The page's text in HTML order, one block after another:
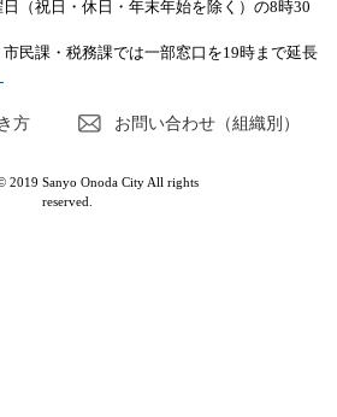
（祝日・休日・年末年始を除く）の8時30
民課・税務課では一部窓口を19時まで延長
方 お問い合わせ（組織別）
2019 Sanyo Onoda City All rights
reserved.